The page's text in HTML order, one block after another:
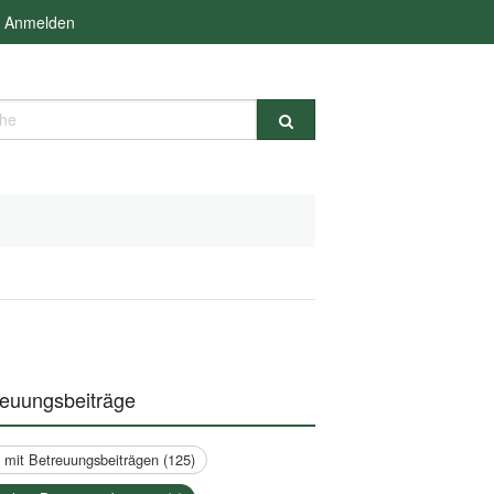
Anmelden
Betreuungsbeiträgen (125)